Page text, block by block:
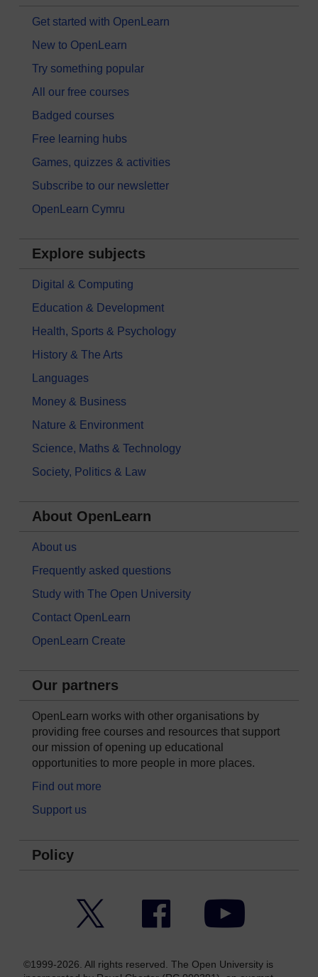
Get started with OpenLearn
New to OpenLearn
Try something popular
All our free courses
Badged courses
Free learning hubs
Games, quizzes & activities
Subscribe to our newsletter
OpenLearn Cymru
Explore subjects
Digital & Computing
Education & Development
Health, Sports & Psychology
History & The Arts
Languages
Money & Business
Nature & Environment
Science, Maths & Technology
Society, Politics & Law
About OpenLearn
About us
Frequently asked questions
Study with The Open University
Contact OpenLearn
OpenLearn Create
Our partners
OpenLearn works with other organisations by
providing free courses and resources that support
our mission of opening up educational
opportunities to more people in more places.
Find out more
Support us
Policy
Facebook YouTube
©1999-2026. All rights reserved. The Open University is